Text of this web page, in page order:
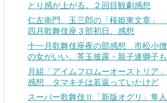
とり感が上がる。２回目観劇感想
仁左衛門、玉三郎の「桜姫東文章」
四月歌舞伎座３部初日、感想
十一月歌舞伎座夜の部感想 市松小僧
の女がいい。莟玉披露・親子連獅子も
月組「アイムフロムーオーストリア」
感想 タマキチは若返っていたけど
スーパー歌舞伎Ⅱ「新版オグリ」隼人